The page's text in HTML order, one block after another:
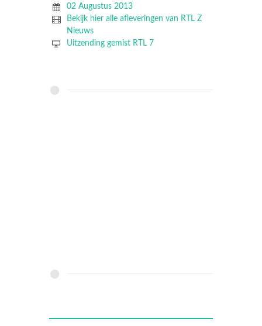
02 Augustus 2013
Bekijk hier alle afleveringen van RTL Z
Nieuws
Uitzending gemist RTL 7